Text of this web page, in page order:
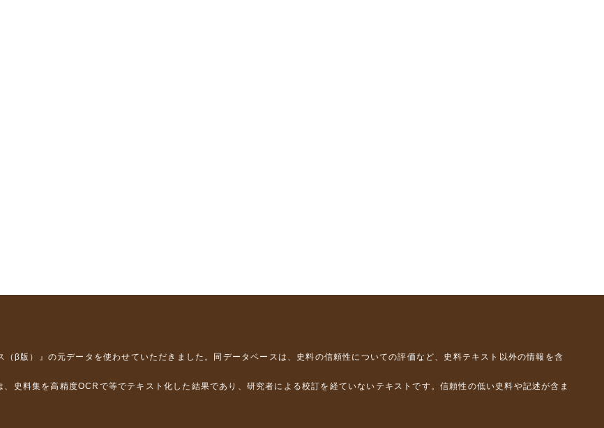
β版）』 の元データを使わせていただきました。同データベースは、史料の信頼性についての評価など、史料テキスト以外の情報を含
史料集を高精度OCRで等でテキスト化した結果であり、研究者による校訂を経ていないテキストです。信頼性の低い史料や記述が含ま